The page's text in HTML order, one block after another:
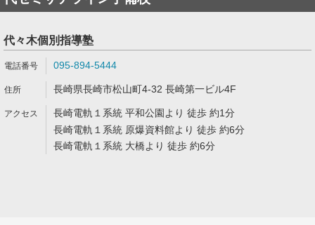
代々木個別指導塾
095-894-5444
長崎県長崎市松山町4-32 長崎第一ビル4F
長崎電軌１系統 平和公園より 徒歩 約1分
長崎電軌１系統 原爆資料館より 徒歩 約6分
長崎電軌１系統 大橋より 徒歩 約6分